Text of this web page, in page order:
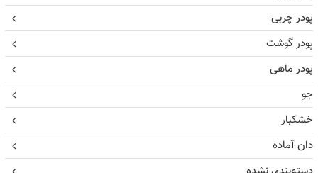
پودر چربی
پودر گوشت
پودر ماهی
جو
خشکبار
دان آماده